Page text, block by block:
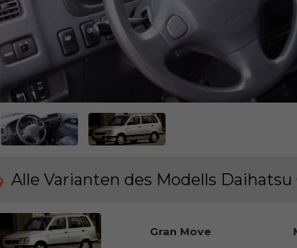
Alle Varianten des Modells Daihatsu
Gran Move